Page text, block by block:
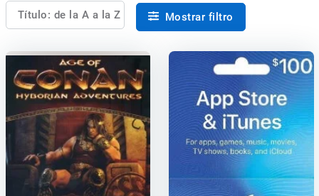
Título: de la A a la Z Mostrar filtro